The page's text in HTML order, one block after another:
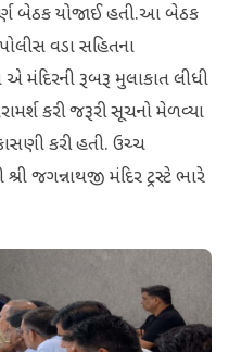
બેઠક યોજાઈ હતી.આ બેઠક
વડા સહિતના
મંદિરની રૂબરૂ મુલાકાત લીધી
કરી જરૂરી સૂચનો મેળવ્યા
કરી હતી. ઉચ્ચ
જગન્નાથજી મંદિર ટ્રસ્ટે ભારે